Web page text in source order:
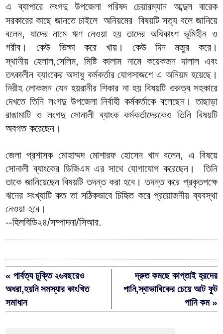
এ ব্যাপারে লংগদু উপজেলা পরিষদ চেয়ারম্যান আব্দুল বারেক
সরকারের কাছে জানতে চাইলে অনিয়মের বিষয়টি সত্য বলে জানিয়ে
বলেন, যাদের নামে ঋণ নেওয়া হয় তাদের অধিকাংশ ভূমিহীন ও
গরীব। কেউ ভিক্ষা করে খায়। কেউ দিন মজুর করে।
স্থানীয়হেলাল,সেলিম, মিষ্টিকালাম নামে কয়েকজন দালাল এবং
তৎকালীন ব্যাংকের অসাধু কর্মকর্তার যোগসাজশে এ অনিয়ম হয়েছে।
নিরীহ লোকজন যেন হয়রানীর শিকার না হয় বিষয়টি গুরুত্ব সহকারে
দেখতে তিনি লংগদু উপজেলা নির্বাহী কর্মকর্তাকে বলেছেন। তাছাড়া
রাঙামাটি ও লংগদু সোনালী ব্যাংক কর্মকর্তাদেরকেও তিনি বিষয়টি
অবগত করেছেন।
জেলা প্রশাসক মোহাম্মদ মোশারফ হোসেন খান বলেন, এ বিষয়ে
সোনালী ব্যাংকের ডিজিএম এর সাথে যোগাযোগ করেছেন। তিনি
তাকে জানিয়েছেন বিষয়টি তদন্ত করা হবে। তদন্ত করে প্রকৃতপক্ষে
ঋনের সংখ্যাটি কত তা সঠিকভাবে চিহিৃত করে প্রয়োজনীয় ব্যবস্থা
নেওয়া হবে।
--হিলবিডি২৪/সম্পাদনা/সিআর.
« পার্বত্য চুক্তি ২৬বছরেও
অধরা,হয়নি সমস্যার কাংখিত
সমাধান
দ্রুত কমছে কাপ্তাই হ্রদের
পানি,স্বাভাবিকের চেয়ে আট ফুট
পানি কম »